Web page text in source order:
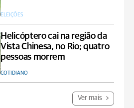
ELEIÇÕES
Helicóptero cai na região da
Vista Chinesa, no Rio; quatro
pessoas morrem
COTIDIANO
Ver mais